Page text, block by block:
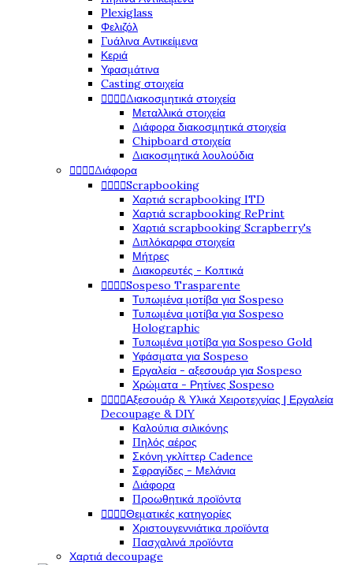
Plexiglass
Φελιζόλ
Γυάλινα Αντικείμενα
Κεριά
Υφασμάτινα
Casting στοιχεία
Διακοσμητικά στοιχεία
Μεταλλικά στοιχεία
Διάφορα διακοσμητικά στοιχεία
Chipboard στοιχεία
Διακοσμητικά λουλούδια
Διάφορα
Scrapbooking
Χαρτιά scrapbooking ITD
Χαρτιά scrapbooking RePrint
Χαρτιά scrapbooking Scrapberry's
Διπλόκαρφα στοιχεία
Μήτρες
Διακορευτές - Κοπτικά
Sospeso Trasparente
Τυπωμένα μοτίβα για Sospeso
Τυπωμένα μοτίβα για Sospeso
Holographic
Τυπωμένα μοτίβα για Sospeso Gold
Υφάσματα για Sospeso
Εργαλεία - αξεσουάρ για Sospeso
Χρώματα - Ρητίνες Sospeso
Αξεσουάρ & Υλικά Χειροτεχνίας | Εργαλεία
Decoupage & DIY
Καλούπια σιλικόνης
Πηλός αέρος
Σκόνη γκλίττερ Cadence
Σφραγίδες - Μελάνια
Διάφορα
Προωθητικά προϊόντα
Θεματικές κατηγορίες
Χριστουγεννιάτικα προϊόντα
Πασχαλινά προϊόντα
Χαρτιά decoupage